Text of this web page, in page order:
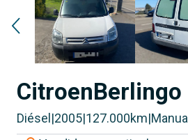
CitroenBerlingo
Diésel |2005|127.000km|Manual